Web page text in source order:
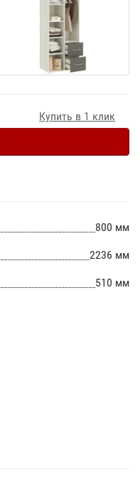
Купить в 1 клик
800 мм
2236 мм
510 мм